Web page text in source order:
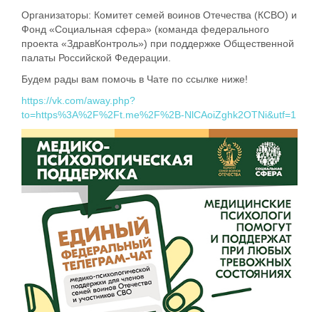
Организаторы: Комитет семей воинов Отечества (КСВО) и
Фонд «Социальная сфера» (команда федерального
проекта «ЗдравКонтроль») при поддержке Общественной
палаты Российской Федерации.
Будем рады вам помочь в Чате по ссылке ниже!
https://vk.com/away.php?
to=https%3A%2F%2Ft.me%2F%2B-NlCAoiZghk2OTNi&utf=1